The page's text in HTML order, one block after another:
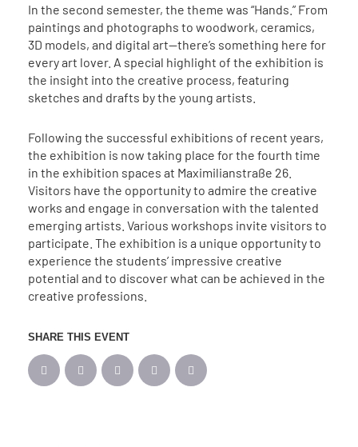
In the second semester, the theme was “Hands.” From
paintings and photographs to woodwork, ceramics,
3D models, and digital art—there’s something here for
every art lover. A special highlight of the exhibition is
the insight into the creative process, featuring
sketches and drafts by the young artists.
Following the successful exhibitions of recent years,
the exhibition is now taking place for the fourth time
in the exhibition spaces at Maximilianstraße 26.
Visitors have the opportunity to admire the creative
works and engage in conversation with the talented
emerging artists. Various workshops invite visitors to
participate. The exhibition is a unique opportunity to
experience the students’ impressive creative
potential and to discover what can be achieved in the
creative professions.
SHARE THIS EVENT